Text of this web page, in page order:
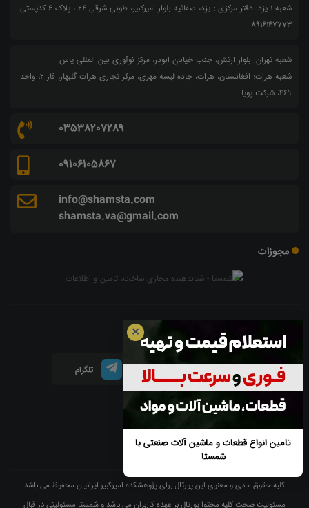
شعبه 1 یزد: دفتر مرکزی : یزد، صفائیه بلوار امیرکبیر، طوبی شرقی 24 ، پلاک 6 کدپستی
8916147773
شعبه تهران: بلوار ارتش، جنب خیابان ابوذر، مرکز نوآوری بین المللی یاس
شعبه هرات: افغانستان، هرات، جاده لیسه مهری، مرکز تجاری هرات گلبهار، فاز ۲، واحد
۴۶۹، شرکت پویا
03538207289
09106105867
info@shamsta.com
shamsta.va@gmail.com
مجوزات
شبکه های اجتماعی
لینکدین تلگرام
آپارات
کلیه حقوق مادی و معنوی این پورتال برای پژوهشکده امیرکبیر ایرانیان محفوظ می باشد
مسئولیت صحت کلیه محتوا پورتال بر عهده کاربران می باشد و شمستا مسئولیتی در قبال
✕
تامین انواع قطعات و ماشین آلات صنعتی با
شمستا